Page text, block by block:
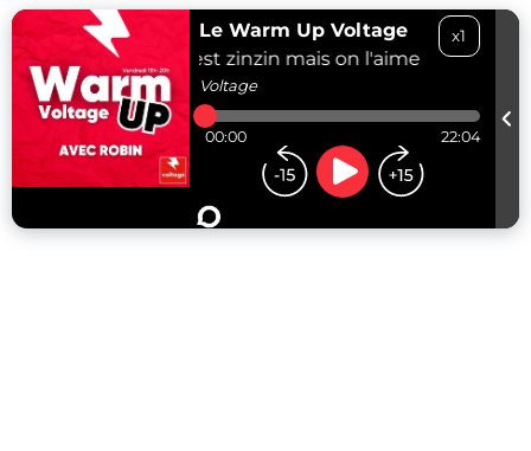
Le Warm Up Voltage
de Upsilone "il est zinzin mais on l'aime bien" - 06/
Voltage
x1
00:00 22:04
...